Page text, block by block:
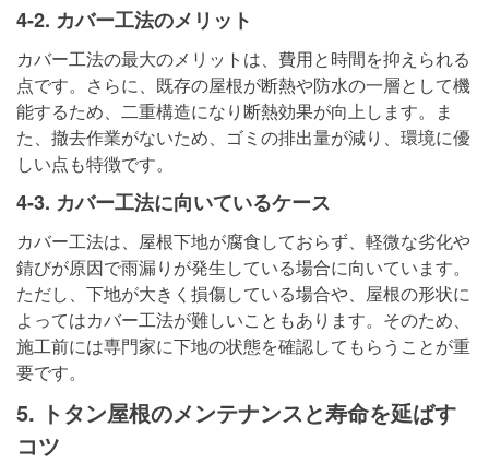
4-2. カバー工法のメリット
カバー工法の最大のメリットは、費用と時間を抑えられる
点です。さらに、既存の屋根が断熱や防水の一層として機
能するため、二重構造になり断熱効果が向上します。ま
た、撤去作業がないため、ゴミの排出量が減り、環境に優
しい点も特徴です。
4-3. カバー工法に向いているケース
カバー工法は、屋根下地が腐食しておらず、軽微な劣化や
錆びが原因で雨漏りが発生している場合に向いています。
ただし、下地が大きく損傷している場合や、屋根の形状に
よってはカバー工法が難しいこともあります。そのため、
施工前には専門家に下地の状態を確認してもらうことが重
要です。
5. トタン屋根のメンテナンスと寿命を延ばす
コツ